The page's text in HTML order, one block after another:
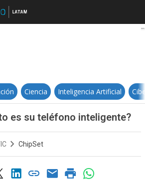
¿Qué tan robusto es su teléfono
Ciencia Inteligencia Artificial
es su teléfono inteligente?
ChipSet